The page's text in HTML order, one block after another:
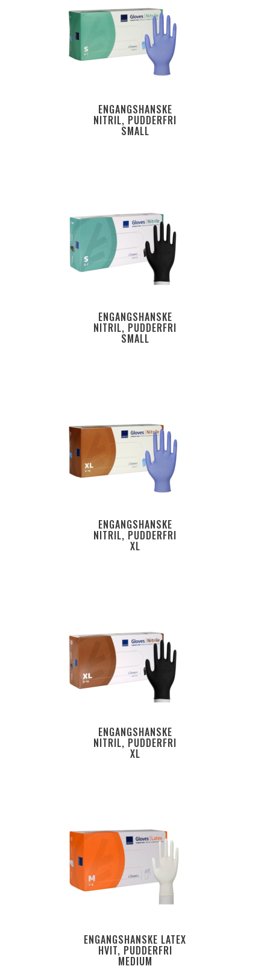
ENGANGSHANSKE
NITRIL, PUDDERFRI
SMALL
ENGANGSHANSKE
NITRIL, PUDDERFRI
SMALL
ENGANGSHANSKE
NITRIL, PUDDERFRI
XL
ENGANGSHANSKE
NITRIL, PUDDERFRI
XL
ENGANGSHANSKE LATEX
HVIT, PUDDERFRI
MEDIUM